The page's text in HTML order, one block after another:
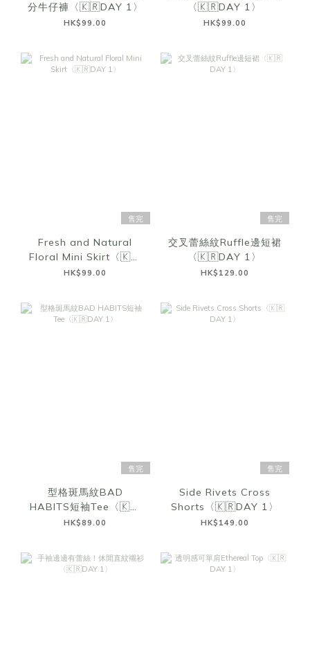
分牛仔褲〈🇰🇷DAY 1〉
HK$99.00
〈🇰🇷DAY 1〉
HK$99.00
售完
Fresh and Natural
Floral Mini Skirt〈🇰🇷
DAY 1〉
HK$99.00
售完
交叉蕾絲紋Ruffle邊短裙
〈🇰🇷DAY 1〉
HK$129.00
售完
型格斑馬紋BAD
HABITS短袖Tee〈🇰🇷
DAY 1〉
HK$89.00
售完
Side Rivets Cross
Shorts〈🇰🇷DAY 1〉
HK$149.00